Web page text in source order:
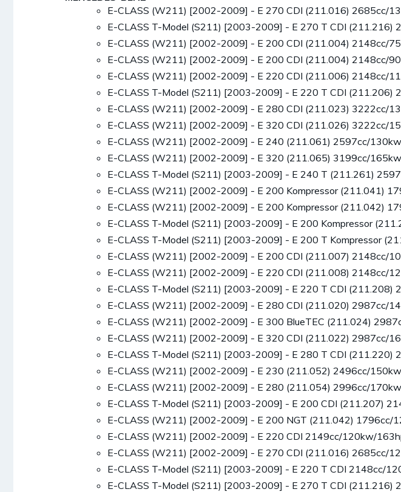
E-CLASS (W211) [2002-2009] - E 270 CDI (211.016) 2685cc/
E-CLASS T-Model (S211) [2003-2009] - E 270 T CDI
E-CLASS (W211) [2002-2009] - E 200 CDI (211.004) 2148cc/
E-CLASS (W211) [2002-2009] - E 200 CDI (211.004) 2148cc/
E-CLASS (W211) [2002-2009] - E 220 CDI (211.006) 2148cc/
E-CLASS T-Model (S211) [2003-2009] - E 220 T CDI
E-CLASS (W211) [2002-2009] - E 280 CDI (211.023) 3222cc/
E-CLASS (W211) [2002-2009] - E 320 CDI (211.026) 3222cc/
E-CLASS (W211) [2002-2009] - E 240 (211.061) 2597cc/
E-CLASS (W211) [2002-2009] - E 320 (211.065) 3199cc/
E-CLASS T-Model (S211) [2003-2009] - E 240 T (211.261)
E-CLASS (W211) [2002-2009] - E 200 Kompressor (211.041)
E-CLASS (W211) [2002-2009] - E 200 Kompressor (211.042)
E-CLASS T-Model (S211) [2003-2009] - E 200 Kompressor
E-CLASS T-Model (S211) [2003-2009] - E 200 T Kompressor
E-CLASS (W211) [2002-2009] - E 200 CDI (211.007) 2148cc/
E-CLASS (W211) [2002-2009] - E 220 CDI (211.008) 2148cc/
E-CLASS T-Model (S211) [2003-2009] - E 220 T CDI
E-CLASS (W211) [2002-2009] - E 280 CDI (211.020) 2987cc/
E-CLASS (W211) [2002-2009] - E 300 BlueTEC (211.024)
E-CLASS (W211) [2002-2009] - E 320 CDI (211.022) 2987cc/
E-CLASS T-Model (S211) [2003-2009] - E 280 T CDI
E-CLASS (W211) [2002-2009] - E 230 (211.052) 2496cc/
E-CLASS (W211) [2002-2009] - E 280 (211.054) 2996cc/
E-CLASS T-Model (S211) [2003-2009] - E 200 CDI (211.207)
E-CLASS (W211) [2002-2009] - E 200 NGT (211.042)
E-CLASS (W211) [2002-2009] - E 220 CDI 2149cc/120kw/
E-CLASS (W211) [2002-2009] - E 270 CDI (211.016) 2685cc/
E-CLASS T-Model (S211) [2003-2009] - E 220 T CDI 2148cc/
E-CLASS T-Model (S211) [2003-2009] - E 270 T CDI